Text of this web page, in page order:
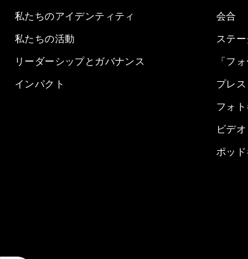
私たちのアイデンティティ
私たちの活動
リーダーシップとガバナンス
インパクト
会合
ステ
「フ
プレ
フォ
ビデオ
ポッド